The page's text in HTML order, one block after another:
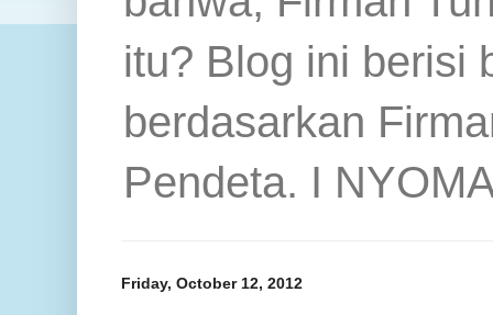
itu? Blog ini berisi
berdasarkan
Pendeta. I
Friday, October 12, 2012